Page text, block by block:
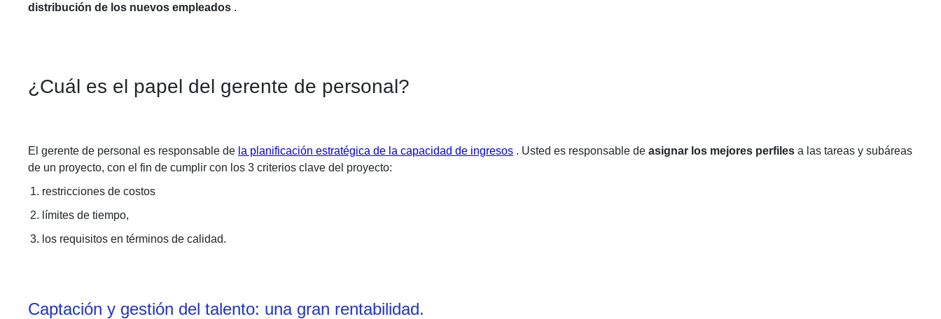
distribución de los nuevos empleados .
¿Cuál es el papel del gerente de personal?
El gerente de personal es responsable de la planificación estratégica de la capacidad de ingresos . Usted es responsable de asignar los mejores perfiles a las tareas y subáreas
de un proyecto, con el fin de cumplir con los 3 criterios clave del proyecto:
restricciones de costos
límites de tiempo,
los requisitos en términos de calidad.
Captación y gestión del talento: una gran rentabilidad.